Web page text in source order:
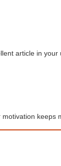
article in
keeps